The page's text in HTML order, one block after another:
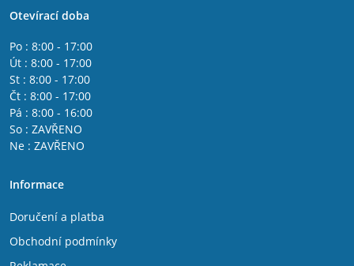
Otevírací doba
Po : 8:00 - 17:00
Út : 8:00 - 17:00
St : 8:00 - 17:00
Čt : 8:00 - 17:00
Pá : 8:00 - 16:00
So : ZAVŘENO
Ne : ZAVŘENO
Informace
Doručení a platba
Obchodní podmínky